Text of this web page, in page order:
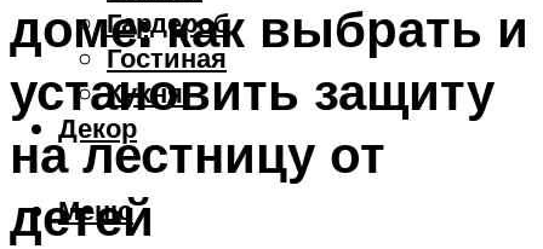
Гардероб
Гостиная
Кухня
Декор
Меню
доме: как выбрать и
установить защиту
на лестницу от
детей